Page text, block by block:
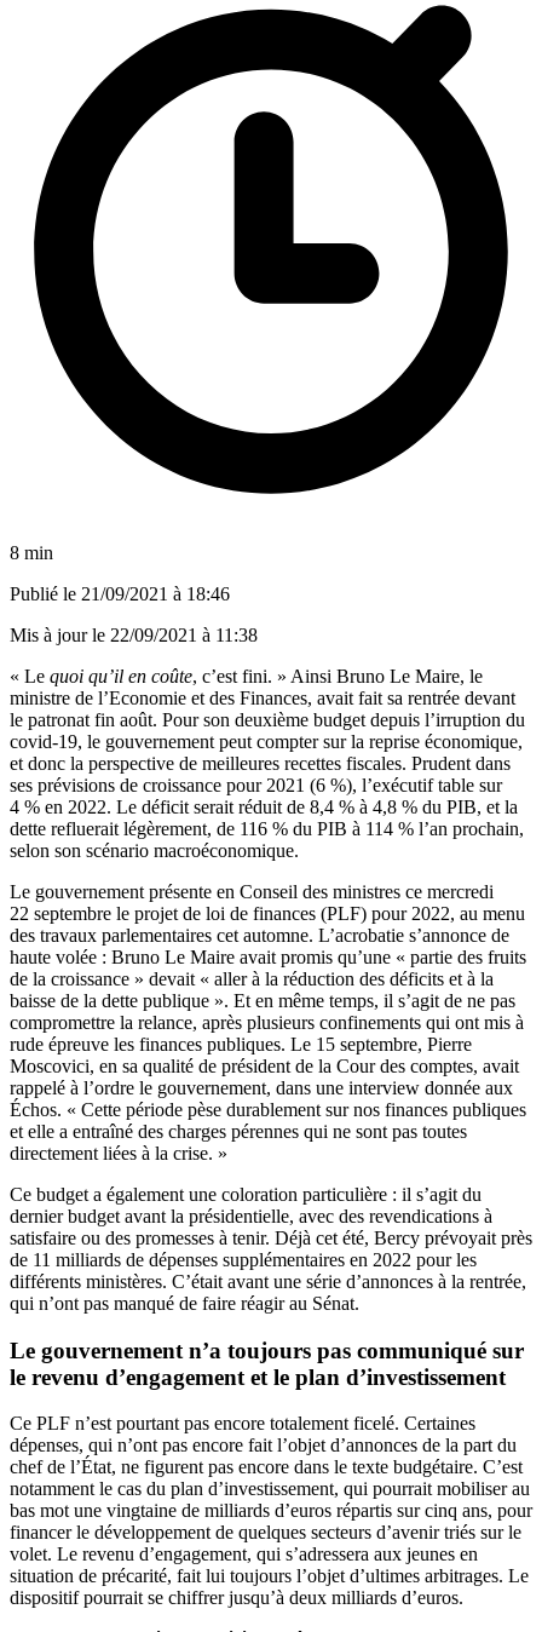
8 min
Publié le 21/09/2021 à 18:46
Mis à jour le 22/09/2021 à 11:38
« Le quoi qu’il en coûte, c’est fini. » Ainsi Bruno Le Maire, le
ministre de l’Economie et des Finances, avait fait sa rentrée devant
le patronat fin août. Pour son deuxième budget depuis l’irruption du
covid-19, le gouvernement peut compter sur la reprise économique,
et donc la perspective de meilleures recettes fiscales. Prudent dans
ses prévisions de croissance pour 2021 (6 %), l’exécutif table sur
4 % en 2022. Le déficit serait réduit de 8,4 % à 4,8 % du PIB, et la
dette refluerait légèrement, de 116 % du PIB à 114 % l’an prochain,
selon son scénario macroéconomique.
Le gouvernement présente en Conseil des ministres ce mercredi
22 septembre le projet de loi de finances (PLF) pour 2022, au menu
des travaux parlementaires cet automne. L’acrobatie s’annonce de
haute volée : Bruno Le Maire avait promis qu’une « partie des fruits
de la croissance » devait « aller à la réduction des déficits et à la
baisse de la dette publique ». Et en même temps, il s’agit de ne pas
compromettre la relance, après plusieurs confinements qui ont mis à
rude épreuve les finances publiques. Le 15 septembre, Pierre
Moscovici, en sa qualité de président de la Cour des comptes, avait
rappelé à l’ordre le gouvernement, dans une interview donnée aux
Échos. « Cette période pèse durablement sur nos finances publiques
et elle a entraîné des charges pérennes qui ne sont pas toutes
directement liées à la crise. »
Ce budget a également une coloration particulière : il s’agit du
dernier budget avant la présidentielle, avec des revendications à
satisfaire ou des promesses à tenir. Déjà cet été, Bercy prévoyait près
de 11 milliards de dépenses supplémentaires en 2022 pour les
différents ministères. C’était avant une série d’annonces à la rentrée,
qui n’ont pas manqué de faire réagir au Sénat.
Le gouvernement n’a toujours pas communiqué sur
le revenu d’engagement et le plan d’investissement
Ce PLF n’est pourtant pas encore totalement ficelé. Certaines
dépenses, qui n’ont pas encore fait l’objet d’annonces de la part du
chef de l’État, ne figurent pas encore dans le texte budgétaire. C’est
notamment le cas du plan d’investissement, qui pourrait mobiliser au
bas mot une vingtaine de milliards d’euros répartis sur cinq ans, pour
financer le développement de quelques secteurs d’avenir triés sur le
volet. Le revenu d’engagement, qui s’adressera aux jeunes en
situation de précarité, fait lui toujours l’objet d’ultimes arbitrages. Le
dispositif pourrait se chiffrer jusqu’à deux milliards d’euros.